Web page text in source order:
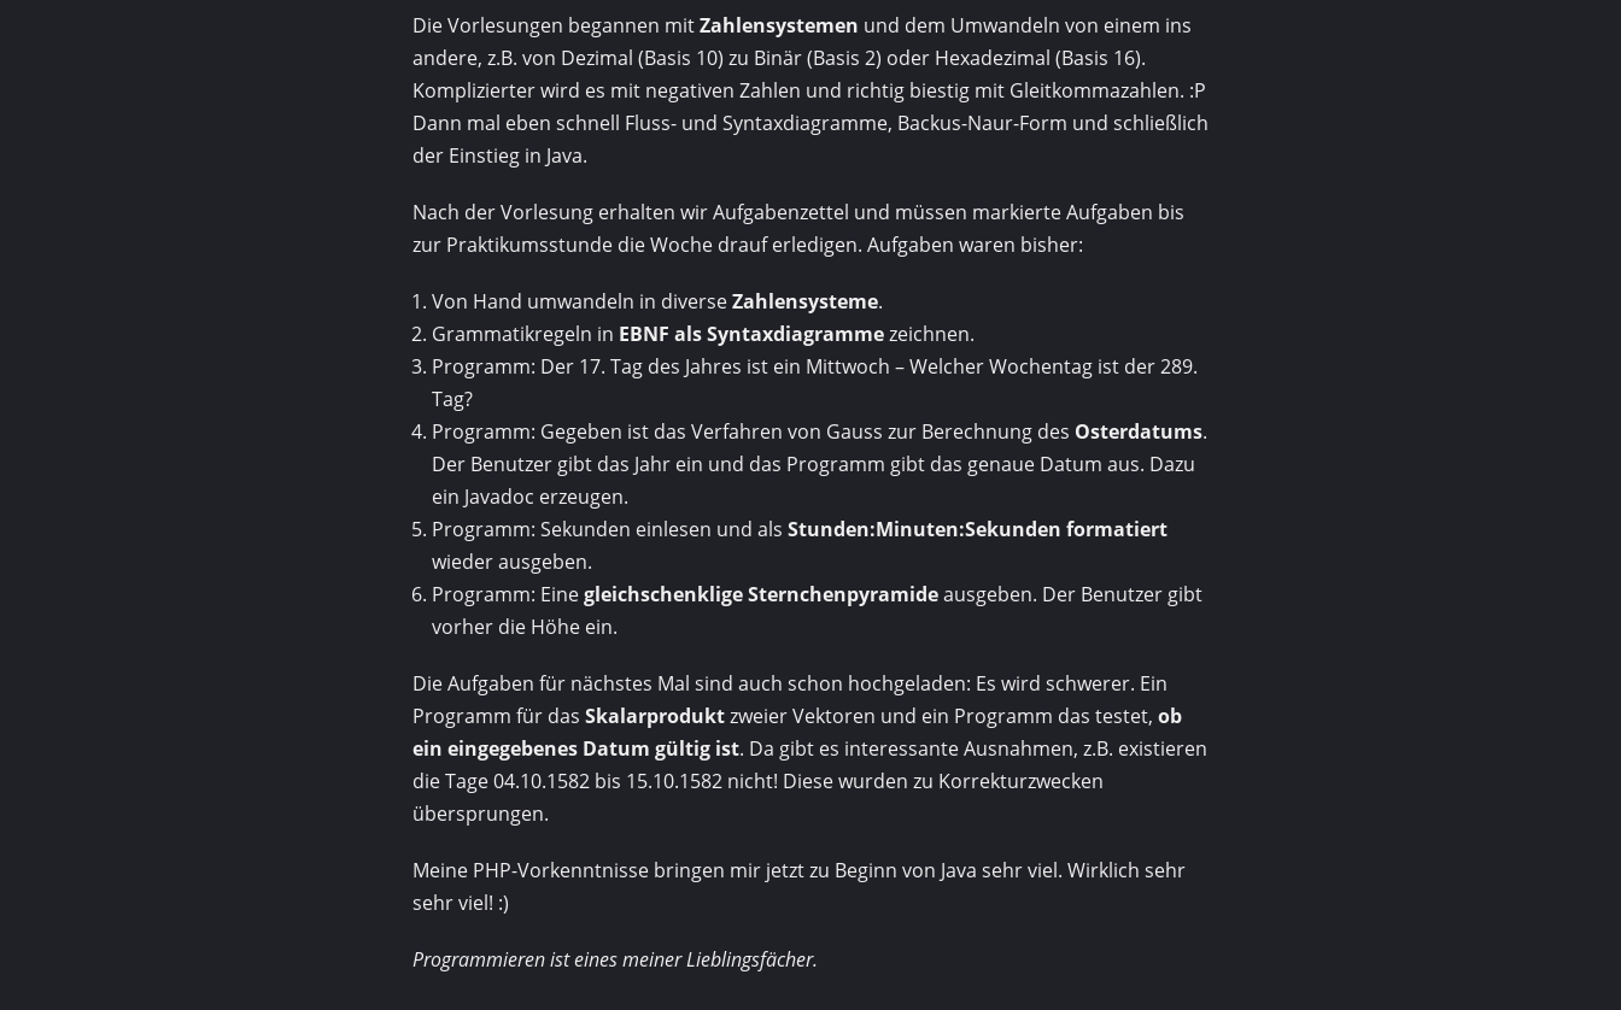
Die Vorlesungen begannen mitZahlensystemen und dem Umwandeln von einem ins
andere, z.B. von Dezimal (Basis 10) zu Binär (Basis 2) oder Hexadezimal (Basis 16).
Komplizierter wird es mit negativen Zahlen und richtig biestig mit Gleitkommazahlen. :P
Dann mal eben schnell Fluss- und Syntaxdiagramme, Backus-Naur-Form und schließlich
der Einstieg in Java.
Nach der Vorlesung erhalten wir Aufgabenzettel und müssen markierte Aufgaben bis
zur Praktikumsstunde die Woche drauf erledigen. Aufgaben waren bisher:
Von Hand umwandeln in diverseZahlensysteme.
Grammatikregeln in EBNF als Syntaxdiagrammezeichnen.
Programm: Der 17. Tag des Jahres ist ein Mittwoch – Welcher Wochentag ist der 289.
Tag?
Programm: Gegeben ist das Verfahren von Gauss zur Berechnung des Osterdatums.
Der Benutzer gibt das Jahr ein und das Programm gibt das genaue Datum aus. Dazu
ein Javadoc erzeugen.
Programm: Sekunden einlesen und als Stunden:Minuten:Sekunden formatiert
wieder ausgeben.
Programm: Einegleichschenklige Sternchenpyramideausgeben. Der Benutzer gibt
vorher die Höhe ein.
Die Aufgaben für nächstes Mal sind auch schon hochgeladen: Es wird schwerer. Ein
Programm für das Skalarproduktzweier Vektoren und ein Programm das testet, ob
ein eingegebenes Datum gültig ist. Da gibt es interessante Ausnahmen, z.B. existieren
die Tage 04.10.1582 bis 15.10.1582 nicht! Diese wurden zu Korrekturzwecken
übersprungen.
Meine PHP-Vorkenntnisse bringen mir jetzt zu Beginn von Java sehr viel. Wirklich sehr
sehr viel! :)
Programmieren ist eines meiner Lieblingsfächer.